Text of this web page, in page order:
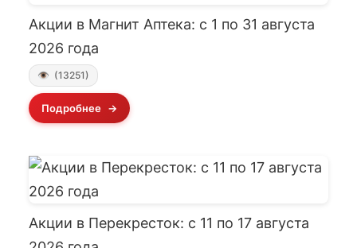
Акции в Магнит Аптека: с 1 по 31 августа
2026 года
(13251)
Подробнее
Акции в Перекресток: с 11 по 17 августа